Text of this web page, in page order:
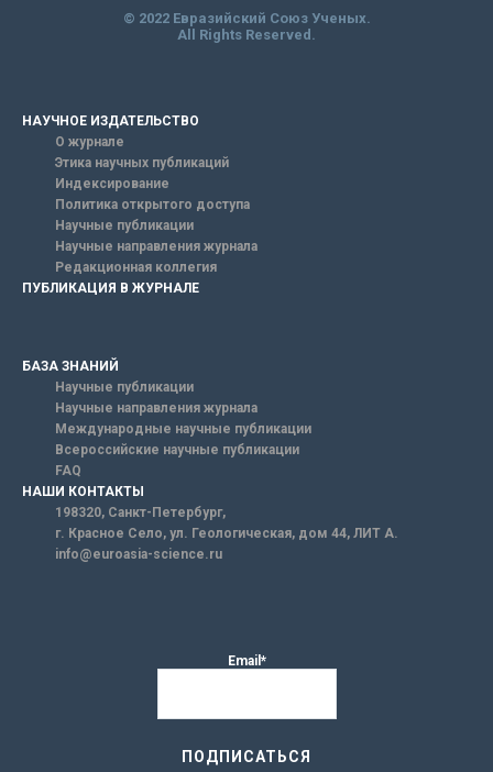
© 2022 Евразийский Союз Ученых.
All Rights Reserved.
НАУЧНОЕ ИЗДАТЕЛЬСТВО
О журнале
Этика научных публикаций
Индексирование
Политика открытого доступа
Научные публикации
Научные направления журнала
Редакционная коллегия
ПУБЛИКАЦИЯ В ЖУРНАЛЕ
БАЗА ЗНАНИЙ
Научные публикации
Научные направления журнала
Международные научные публикации
Всероссийские научные публикации
FAQ
НАШИ КОНТАКТЫ
198320, Санкт-Петербург,
г. Красное Село, ул. Геологическая, дом 44, ЛИТ А.
info@euroasia-science.ru
Email*